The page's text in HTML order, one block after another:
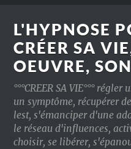
L'HYPNOSE
CRÉER SA
OEUVRE,
°°°CREER SA VIE°°°
un symptôme, récupérer
lest, s'émanciper d'une
le réseau d'influences,
choisir, se libérer,